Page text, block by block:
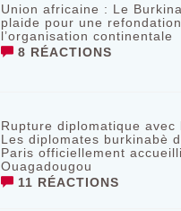
Union africaine : Le
plaide pour une
l’organisation continentale‎
8 RÉACTIONS
Rupture diplomatique avec
Les diplomates burkinabè
Paris officiellement
Ouagadougou
11 RÉACTIONS